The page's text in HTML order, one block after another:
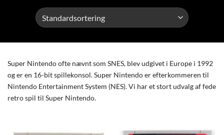
Super Nintendo ofte nævnt som SNES, blev udgivet i Europe i 1992
og er en 16-bit spillekonsol. Super Nintendo er efterkommeren til
Nintendo Entertainment System (NES). Vi har et stort udvalg af fede
retro spil til Super Nintendo.